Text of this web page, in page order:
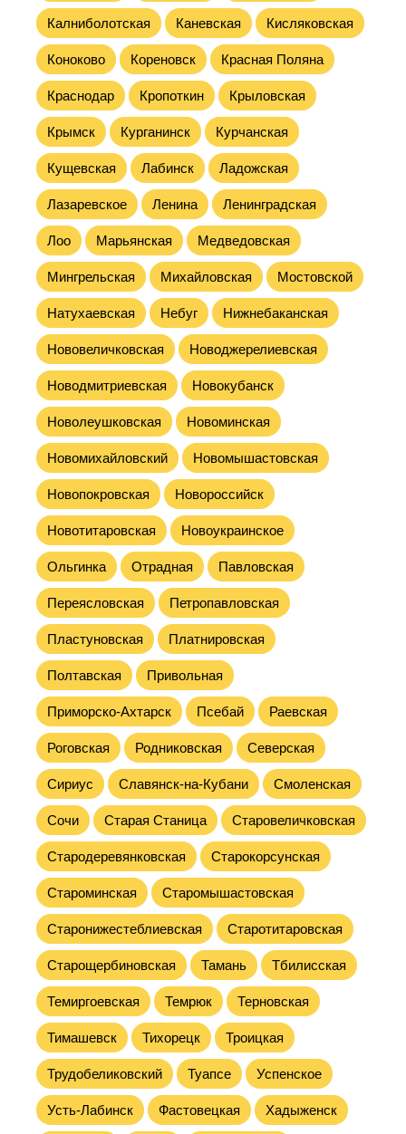
Калниболотская Каневская Кисляковская
Коноково Кореновск Красная Поляна
Краснодар Кропоткин Крыловская
Крымск Курганинск Курчанская
Кущевская Лабинск Ладожская
Лазаревское Ленина Ленинградская
Лоо Марьянская Медведовская
Мингрельская Михайловская Мостовской
Натухаевская Небуг Нижнебаканская
Нововеличковская Новоджерелиевская
Новодмитриевская Новокубанск
Новолеушковская Новоминская
Новомихайловский Новомышастовская
Новопокровская Новороссийск
Новотитаровская Новоукраинское
Ольгинка Отрадная Павловская
Переясловская Петропавловская
Пластуновская Платнировская
Полтавская Привольная
Приморско-Ахтарск Псебай Раевская
Роговская Родниковская Северская
Сириус Славянск-на-Кубани Смоленская
Сочи Старая Станица Старовеличковская
Стародеревянковская Старокорсунская
Староминская Старомышастовская
Старонижестеблиевская Старотитаровская
Старощербиновская Тамань Тбилисская
Темиргоевская Темрюк Терновская
Тимашевск Тихорецк Троицкая
Трудобеликовский Туапсе Успенское
Усть-Лабинск Фастовецкая Хадыженск